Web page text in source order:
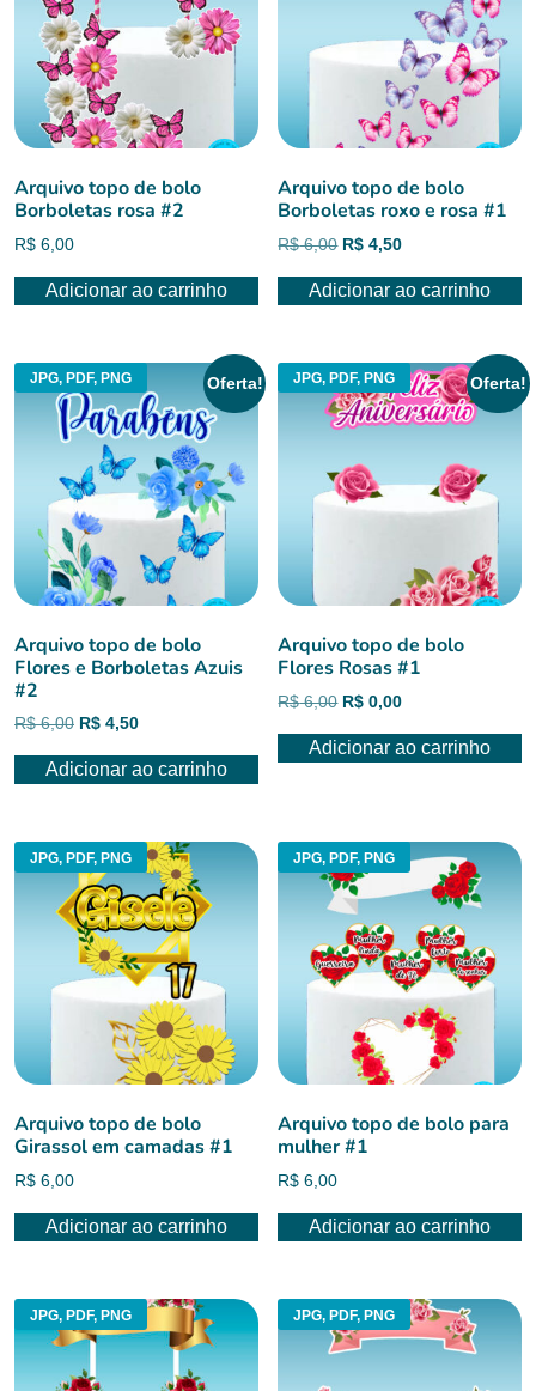
Arquivo topo de bolo
Borboletas rosa #2
R$ 6,00
Adicionar ao carrinho
Arquivo topo de bolo
Borboletas roxo e rosa #1
R$6,00 O
original
R$ 4,50O
atual
Adicionar ao carrinho
JPG, PDF, PNG Oferta!
Arquivo topo de bolo
Flores e Borboletas Azuis
#2
R$6,00 O
original
R$ 4,50O
atual
Adicionar ao carrinho
JPG, PDF, PNG Oferta!
Arquivo topo de bolo
Flores Rosas #1
R$6,00 O
original
R$ 0,00O
atual
Adicionar ao carrinho
JPG, PDF, PNG
Arquivo topo de bolo
Girassol em camadas #1
R$ 6,00
Adicionar ao carrinho
JPG, PDF, PNG
Arquivo topo de bolo para
mulher #1
R$ 6,00
Adicionar ao carrinho
JPG, PDF, PNG JPG, PDF, PNG